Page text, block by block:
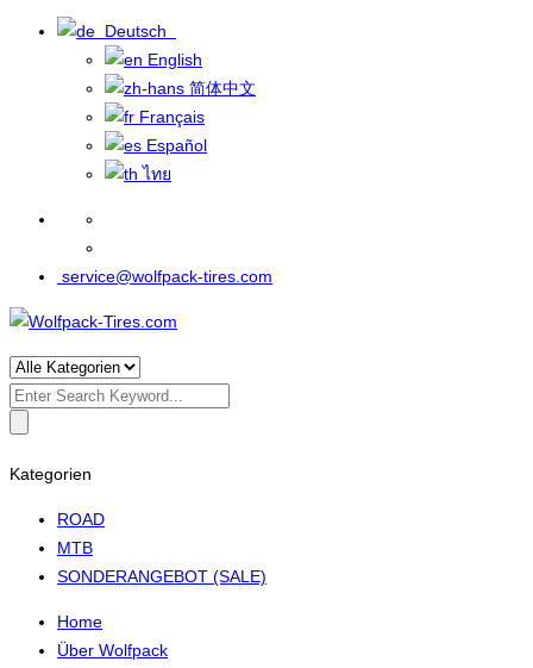
Deutsch
English
简体中文
Français
Español
ไทย
service@wolfpack-tires.com
Search
Kategorien
ROAD
MTB
SONDERANGEBOT (SALE)
Home
Über Wolfpack